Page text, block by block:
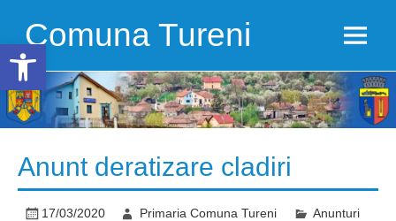
Open toolbar
contentComuna Tureni
Anunt deratizare cladiri
17/03/2020 Primaria Comuna Tureni
Anunturi